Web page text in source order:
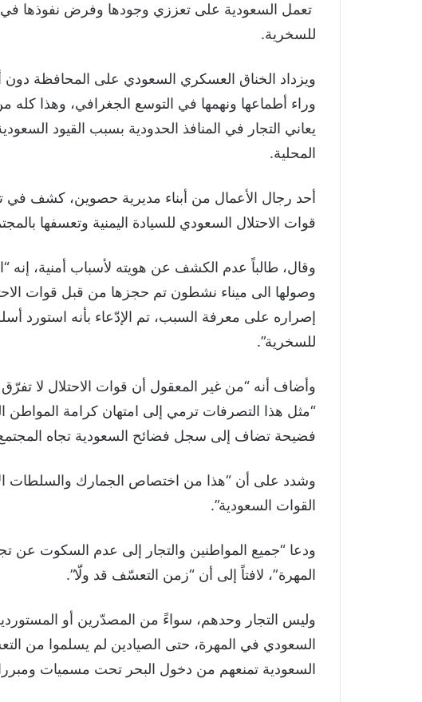
تعمل السعودية على تعززي وجودها وفرض نفوذها في
للسخرية.
ويزداد الخناق العسكري السعودي على المحافظة
وراء أطماعها ونهمها في التوسع الجغرافي، وهذا
يعاني التجار في المنافذ الحدودية بسبب القيود
المحلية.
أحد رجال الأعمال من أبناء مديرية حصوين، كشف
قوات الاحتلال السعودي للسيادة اليمنية وتعسفها
وقال، طالباً عدم الكشف عن هويته لأسباب أمنية، إنه
وصولها الى ميناء نشطون تم حجزها من قبل قوات
إصراره على معرفة السبب، تم الإدّعاء بأنه استورد
للسخرية”.
وأضاف أنه “من غير المعقول أن قوات الاحتلال لا تفرّق
“مثل هذا التصرفات ترمي إلى امتهان كرامة المواطن
فضيحة تضاف إلى سجل فضائح السعودية تجاه
وشدد على أن “هذا من اختصاص الجمارك والسلطات
القوات السعودية”.
ودعا “جميع المواطنين والتجار إلى عدم السكوت عن
المهرة”، لافتاً إلى أن “زمن التعسّف قد ولّا”.
وليس التجار وحدهم، سواءً من المصدّرين أو
السعودي في المهرة، حتى الصيادين لم يسلموا من
السعودية تمنعهم من دخول البحر تحت مسميات